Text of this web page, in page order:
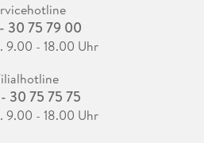
30 75 79 00
9.00 - 18.00 Uhr
30 75 75 75
9.00 - 18.00 Uhr